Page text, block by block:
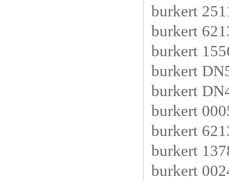
burkert
burkert
burkert
burkert
burkert
burkert
burkert
burkert
burkert